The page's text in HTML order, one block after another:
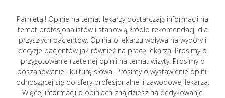
Pamietaj! Opinie na temat lekarzy dostarczają informacji na
temat profesjonalistów i stanowią źródło rekomendacji dla
przyszłych pacjentów. Opinia o lekarzu wpływa na wybory i
decyzje pacjentów jak również na pracę lekarza. Prosimy o
przygotowanie rzetelnej opinii na temat wizyty. Prosimy o
poszanowanie i kulturę słowa. Prosimy o wystawienie opinii
odnoszącej się do sfery profesjonalnej i zawodowej lekarza.
Więcej informacji o opiniach znajdziesz na dedykowanje